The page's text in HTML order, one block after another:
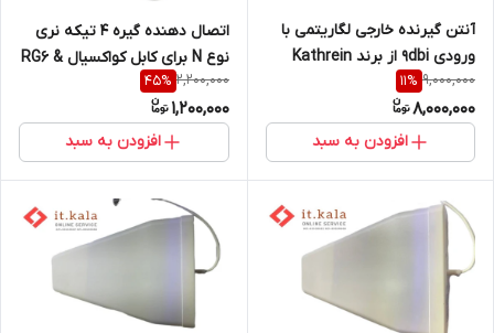
آنتن گیرنده خارجی لگاریتمی با
ورودی 9dbi از برند Kathrein
9,000,000
11%
8,000,000
افزودن به سبد
اتصال دهنده گیره 4 تیکه نری
نوع N برای کابل کواکسیال RG6 &
LMR300
2,200,000
45%
1,200,000
افزودن به سبد